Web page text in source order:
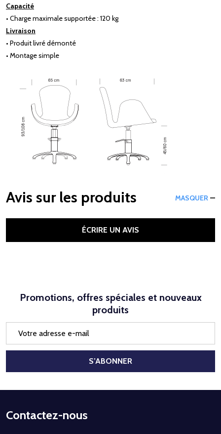
Capacité
• Charge maximale supportée : 120 kg
Livraison
• Produit livré démonté
• Montage simple
Avis sur les produits MASQUER
ÉCRIRE UN AVIS
Promotions, offres spéciales et nouveaux
produits
mail
S’ABONNER
Début
Contactez-nous